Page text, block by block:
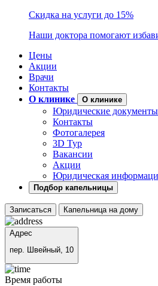
Скидка на услуги до 15%
Наши доктора помогают
Цены
Акции
Врачи
Контакты
О клинике
О клинике
Юридические
Контакты
Фотогалерея
3D Тур
Вакансии
Акции
Юридическая
Подбор капельницы
Записаться Капельница на дому
Адрес
пер. Швейный, 10
Время работы